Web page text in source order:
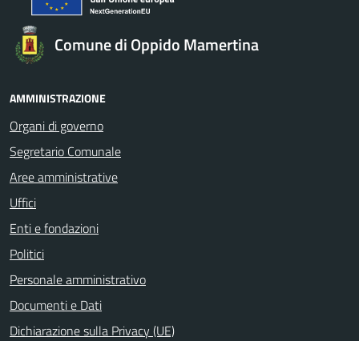
Comune di Oppido Mamertina
AMMINISTRAZIONE
Organi di governo
Segretario Comunale
Aree amministrative
Uffici
Enti e fondazioni
Politici
Personale amministrativo
Documenti e Dati
Dichiarazione sulla Privacy (UE)